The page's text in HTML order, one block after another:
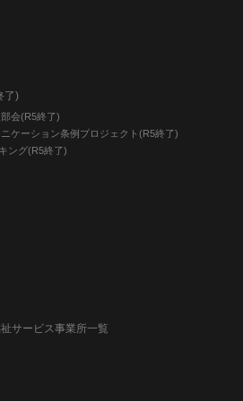
了)
会(R5終了)
ケーション条例プロジェクト(R5終了)
ング(R5終了)
サービス事業所一覧